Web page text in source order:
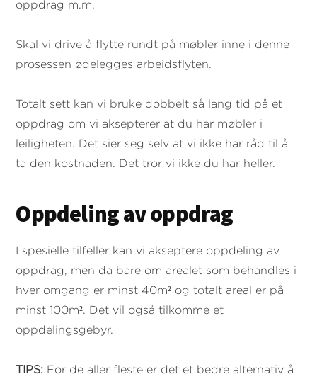
oppdrag m.m.
Skal vi drive å flytte rundt på møbler inne i denne
prosessen ødelegges arbeidsflyten.
Totalt sett kan vi bruke dobbelt så lang tid på et
oppdrag om vi aksepterer at du har møbler i
leiligheten. Det sier seg selv at vi ikke har råd til å
ta den kostnaden. Det tror vi ikke du har heller.
Oppdeling av oppdrag
I spesielle tilfeller kan vi akseptere oppdeling av
oppdrag, men da bare om arealet som behandles i
hver omgang er minst 40m² og totalt areal er på
minst 100m². Det vil også tilkomme et
oppdelingsgebyr.
TIPS: For de aller fleste er det et bedre alternativ å